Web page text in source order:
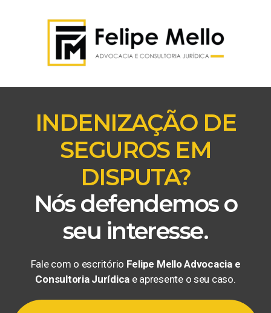
INDENIZAÇÃO DE
SEGUROS EM
DISPUTA?
Nós defendemos o
seu interesse.
Fale com o escritório Felipe Mello Advocacia e
Consultoria Jurídica e apresente o seu caso.